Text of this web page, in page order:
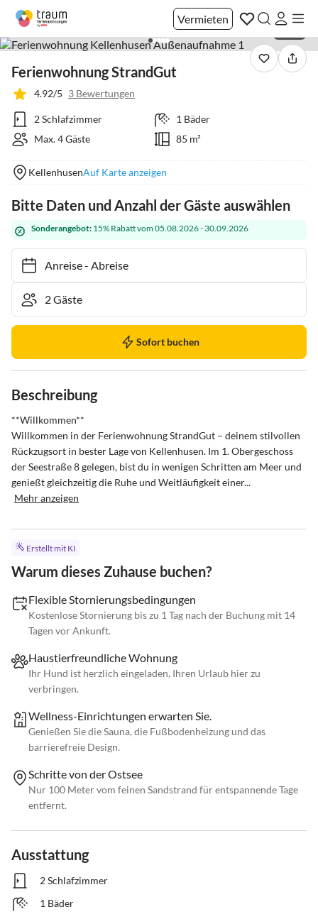
Vermieten
Ferienwohnung StrandGut
4.92/5 3 Bewertungen
2 Schlafzimmer
1 Bäder
Max. 4 Gäste
85 m²
KellenhusenAuf Karte anzeigen
Bitte Daten und Anzahl der Gäste auswählen
Sonderangebot: 15% Rabatt vom 05.08.2026 - 30.09.2026
Anreise- Abreise
Sofort buchen
Beschreibung
**Willkommen**
Willkommen in der Ferienwohnung StrandGut – deinem stilvollen
Rückzugsort in bester Lage von Kellenhusen. Im 1. Obergeschoss
der Seestraße 8 gelegen, bist du in wenigen Schritten am Meer und
genießt gleichzeitig die Ruhe und Weitläufigkeit einer...
Mehr anzeigen
Erstellt mit KI
Warum dieses Zuhause buchen?
Flexible Stornierungsbedingungen
Kostenlose Stornierung bis zu 1 Tag nach der Buchung mit 14
Tagen vor Ankunft.
Haustierfreundliche Wohnung
Ihr Hund ist herzlich eingeladen, Ihren Urlaub hier zu
verbringen.
Wellness-Einrichtungen erwarten Sie.
Genießen Sie die Sauna, die Fußbodenheizung und das
barrierefreie Design.
Schritte von der Ostsee
Nur 100 Meter vom feinen Sandstrand für entspannende Tage
entfernt.
Ausstattung
2 Schlafzimmer
1 Bäder